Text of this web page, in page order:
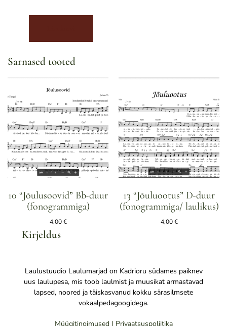
Sarnased tooted
10 “Jõulusoovid” Bb-duur
(fonogrammiga)
4,00€
13 “Jõuluootus” D-duur
(fonogrammiga/ laulikus)
4,00€
Kirjeldus
Laulustuudio Laulumarjad on Kadrioru südames paiknev
uus laulupesa, mis toob laulmist ja muusikat armastavad
lapsed, noored ja täiskasvanud kokku särasilmsete
vokaalpedagoogidega.
Müügitingimused | Privaatsuspoliitika